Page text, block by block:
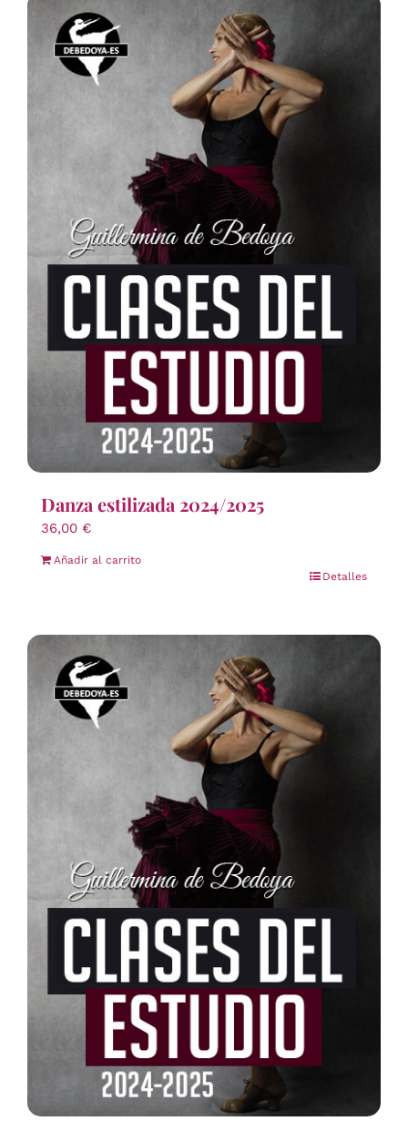
Danza estilizada 2024/2025
36,00 €
Añadir al carrito
Detalles